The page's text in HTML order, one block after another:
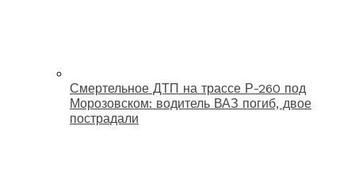
Смертельное ДТП на трассе Р-260 под
Морозовском: водитель ВАЗ погиб, двое
пострадали